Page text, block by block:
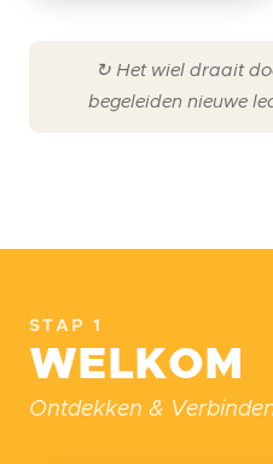
↻ Het wiel draait
begeleiden nieuwe
STAP 1
WELKOM
Ontdekken &